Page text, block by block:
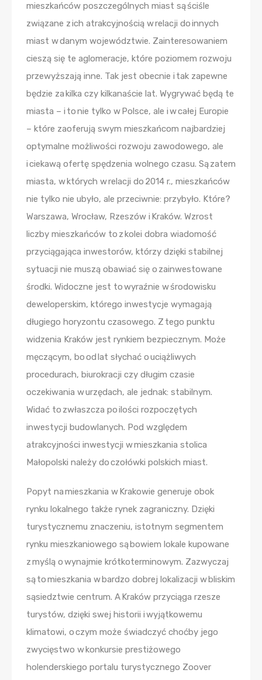
mieszkańców poszczególnych miast są ściśle
związane z ich atrakcyjnością w relacji do innych
miast w danym województwie. Zainteresowaniem
cieszą się te aglomeracje, które poziomem rozwoju
przewyższają inne. Tak jest obecnie i tak zapewne
będzie za kilka czy kilkanaście lat. Wygrywać będą te
miasta – i to nie tylko w Polsce, ale i w całej Europie
– które zaoferują swym mieszkańcom najbardziej
optymalne możliwości rozwoju zawodowego, ale
i ciekawą ofertę spędzenia wolnego czasu. Są zatem
miasta, w których w relacji do 2014 r., mieszkańców
nie tylko nie ubyło, ale przeciwnie: przybyło. Które?
Warszawa, Wrocław, Rzeszów i Kraków. Wzrost
liczby mieszkańców to z kolei dobra wiadomość
przyciągająca inwestorów, którzy dzięki stabilnej
sytuacji nie muszą obawiać się o zainwestowane
środki. Widoczne jest to wyraźnie w środowisku
deweloperskim, którego inwestycje wymagają
długiego horyzontu czasowego. Z tego punktu
widzenia Kraków jest rynkiem bezpiecznym. Może
męczącym, bo od lat słychać o uciążliwych
procedurach, biurokracji czy długim czasie
oczekiwania w urzędach, ale jednak: stabilnym.
Widać to zwłaszcza po ilości rozpoczętych
inwestycji budowlanych. Pod względem
atrakcyjności inwestycji w mieszkania stolica
Małopolski należy do czołówki polskich miast.
Popyt na mieszkania w Krakowie generuje obok
rynku lokalnego także rynek zagraniczny. Dzięki
turystycznemu znaczeniu, istotnym segmentem
rynku mieszkaniowego są bowiem lokale kupowane
z myślą o wynajmie krótkoterminowym. Zazwyczaj
są to mieszkania w bardzo dobrej lokalizacji w bliskim
sąsiedztwie centrum. A Kraków przyciąga rzesze
turystów, dzięki swej historii i wyjątkowemu
klimatowi, o czym może świadczyć choćby jego
zwycięstwo w konkursie prestiżowego
holenderskiego portalu turystycznego Zoover